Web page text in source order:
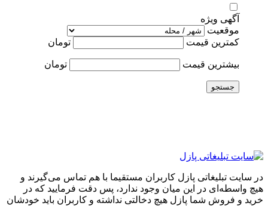
آگهی ویژه
موقعیت
کمترین قیمت
تومان
بیشترین قیمت تومان
جستجو
در سایت تبلیغاتی پازل کاربران مستقیما با هم تماس می‌گیرند و
هیچ واسطه‌ای در این میان وجود ندارد، پس دقت فرمایید که در
خرید و فروشِ شما پازل هیچ دخالتی نداشته و کاربران باید خودشان